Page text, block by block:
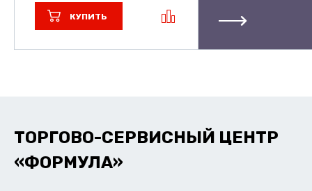
КУПИТЬ
ТОРГОВО-СЕРВИСНЫЙ ЦЕНТР
«ФОРМУЛА»